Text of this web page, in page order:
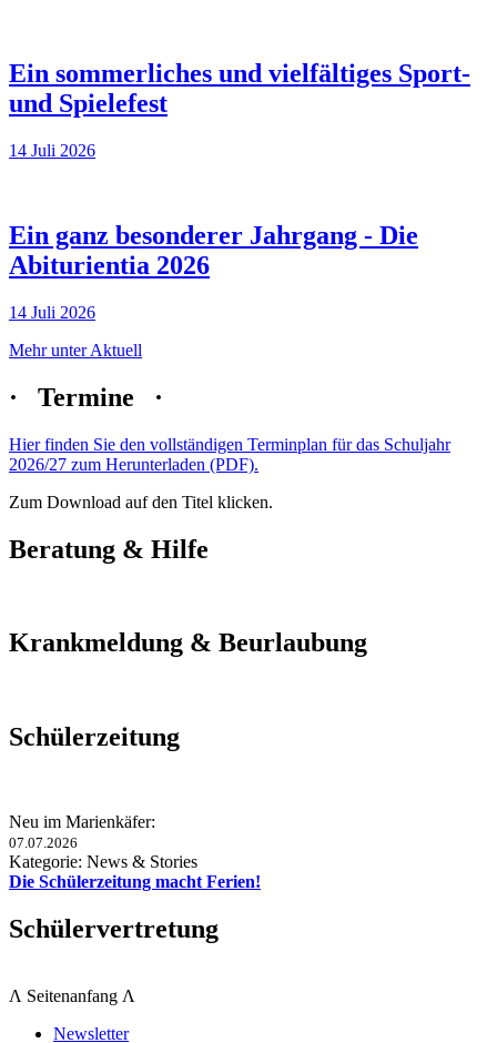
Ein sommerliches und vielfältiges Sport-
und Spielefest
14 Juli 2026
Ein ganz besonderer Jahrgang - Die
Abiturientia 2026
14 Juli 2026
Mehr unter Aktuell
· Termine ·
Hier finden Sie den vollständigen Terminplan für das Schuljahr
2026/27 zum Herunterladen (PDF).
Zum Download auf den Titel klicken.
Beratung & Hilfe
Krankmeldung & Beurlaubung
Schülerzeitung
Neu im Marienkäfer:
07.07.2026
Kategorie: News & Stories
Die Schülerzeitung macht Ferien!
Schülervertretung
Λ Seitenanfang Λ
Newsletter